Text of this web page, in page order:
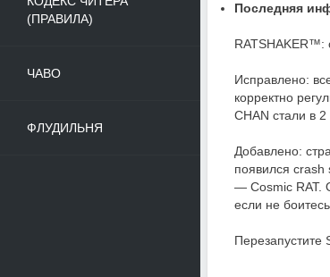
(ПРАВИЛА)
ЧАВО
ФЛУДИЛЬНЯ
Последняя
RATSHAKER™:
Исправлено:
корректно
CHAN стали в 2
Добавлено:
появился
— Cosmic RAT.
если не
Перезапустите